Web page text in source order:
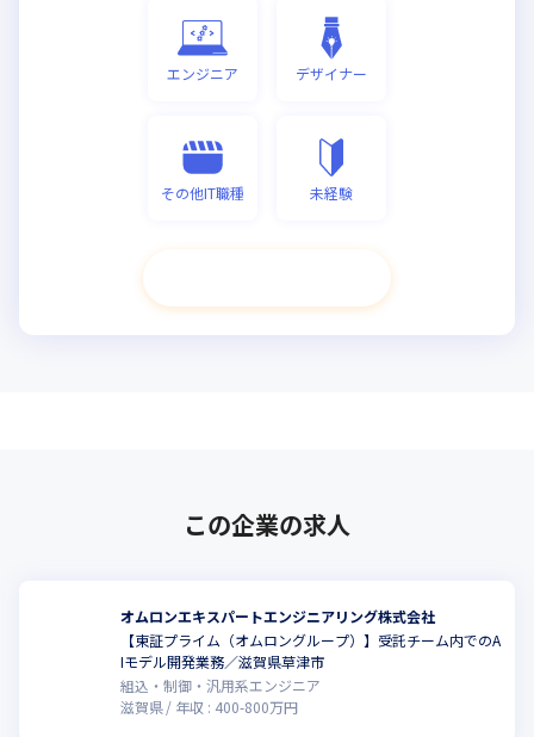
エンジニア デザイナー
その他IT職種 未経験
この企業の求人
オムロンエキスパートエンジニアリング株式会社
【東証プライム（オムロングループ）】受託チーム内でのA
Iモデル開発業務／滋賀県草津市
組込・制御・汎用系エンジニア
滋賀県
年収 : 400-800万円